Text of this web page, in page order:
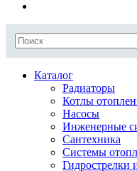
Каталог
Радиаторы
Котлы
Насосы
Инженерные
Сантехника
Системы
Гидрострелки